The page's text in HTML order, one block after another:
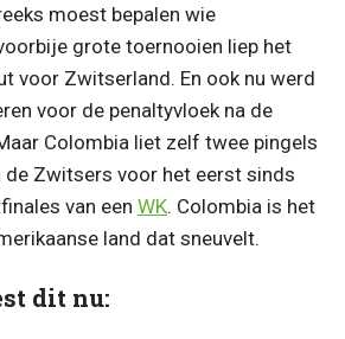
moest bepalen wie
grote toernooien liep het
voor Zwitserland. En ook nu werd
voor de penaltyvloek na de
Colombia liet zelf twee pingels
Zwitsers voor het eerst sinds
van een WK. Colombia is het
land dat sneuvelt.
dit nu: